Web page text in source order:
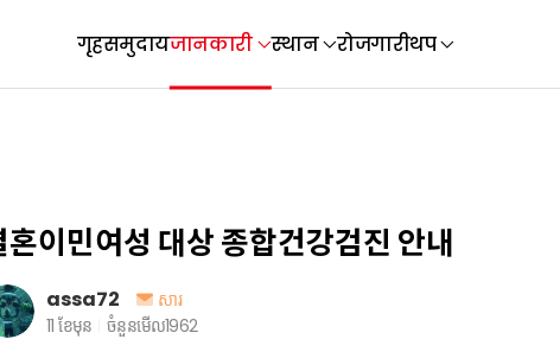
गृहसमुदायजानकारी स्थान रोजगारीथप
혼이민여성 대상 종합건강검진 안내
assa72
សារ
11 ខែមុន
ចំនួនមើល1962